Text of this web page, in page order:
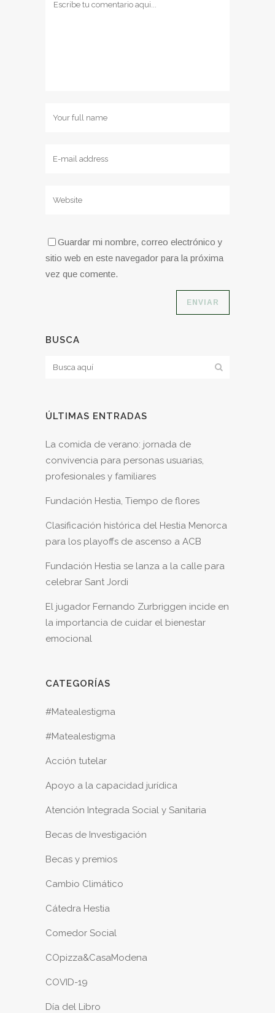
Guardar mi nombre, correo electrónico y
sitio web en este navegador para la próxima
vez que comente.
BUSCA
ÚLTIMAS ENTRADAS
La comida de verano: jornada de
convivencia para personas usuarias,
profesionales y familiares
Fundación Hestia, Tiempo de flores
Clasificación histórica del Hestia Menorca
para los playoffs de ascenso a ACB
Fundación Hestia se lanza a la calle para
celebrar Sant Jordi
El jugador Fernando Zurbriggen incide en
la importancia de cuidar el bienestar
emocional
CATEGORÍAS
#Matealestigma
#Matealestigma
Acción tutelar
Apoyo a la capacidad jurídica
Atención Integrada Social y Sanitaria
Becas de Investigación
Becas y premios
Cambio Climático
Cátedra Hestia
Comedor Social
COpizza&CasaModena
COVID-19
Día del Libro